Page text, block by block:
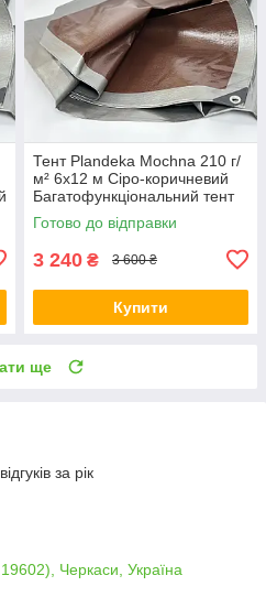
Тент Plandeka Mochna 210 г/
м² 6х12 м Сіро-коричневий
Багатофункціональний тент
Тент покривний для навісів
Готово до відправки
3 240 ₴ 3 600 ₴
Купити
ще
за рік
Черкаси, Україна